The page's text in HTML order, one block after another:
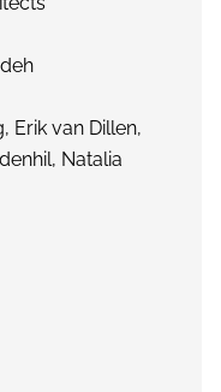
Erik van Dillen,
Natalia